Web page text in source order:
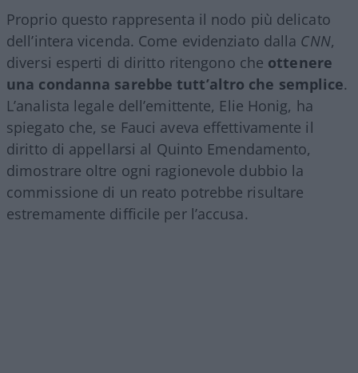
Proprio questo rappresenta il nodo più delicato
dell’intera vicenda. Come evidenziato dalla CNN,
diversi esperti di diritto ritengono che ottenere
una condanna sarebbe tutt’altro che semplice.
L’analista legale dell’emittente, Elie Honig, ha
spiegato che, se Fauci aveva effettivamente il
diritto di appellarsi al Quinto Emendamento,
dimostrare oltre ogni ragionevole dubbio la
commissione di un reato potrebbe risultare
estremamente difficile per l’accusa.